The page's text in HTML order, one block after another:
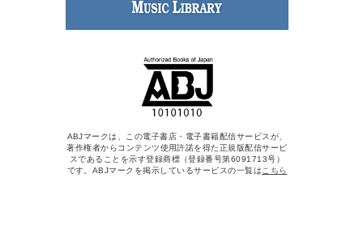
ABJマークは、この電子書店・電子書籍配信サービスが、
著作権者からコンテンツ使用許諾を得た正規版配信サービ
スであることを示す登録商標（登録番号第6091713号）
です。ABJマークを掲示しているサービスの一覧は こちら